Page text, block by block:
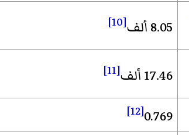
8.05 ألف [10]
17.46 ألف [11]
0.769
[12]